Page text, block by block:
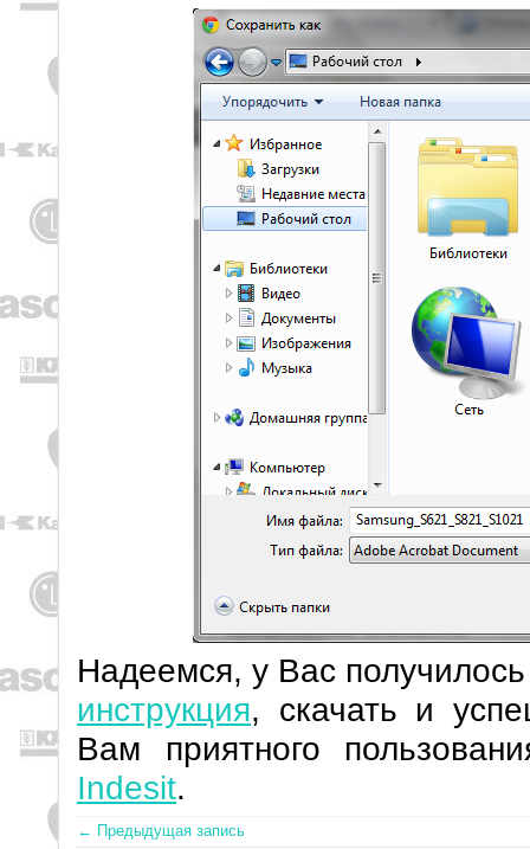
Надеемся, у Вас
инструкция, скачать и
Вам приятного
Indesit.
← Предыдущая запись